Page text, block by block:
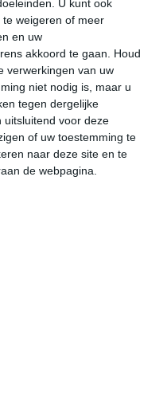
U kunt ook
weigeren of meer
en uw
akkoord te gaan.
Houd
verwerkingen van uw
niet nodig is, maar u
tegen dergelijke
uitsluitend voor deze
of uw toestemming te
naar deze site en te
de webpagina.
30°C 25°C
21:00 00:00
21:00 00:00